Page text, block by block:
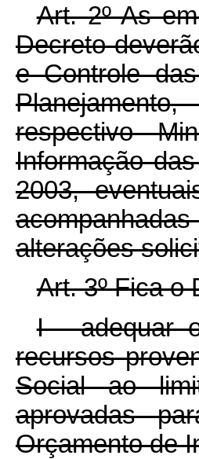
Art. 2º As
Decreto
e Controle
respectivo
Informação
2003,
alterações
Art. 3º Fica o
I - adequar
recursos
Social ao
aprovadas
Orçamento de